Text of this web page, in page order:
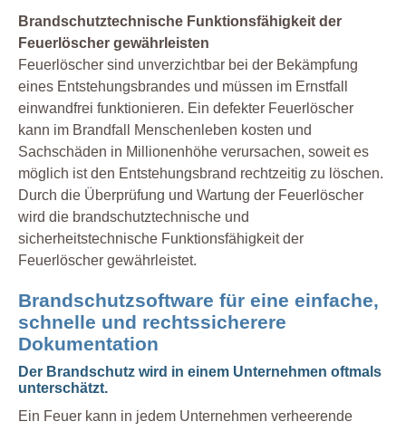
Brandschutztechnische Funktionsfähigkeit der
Feuerlöscher gewährleisten
Feuerlöscher sind unverzichtbar bei der Bekämpfung
eines Entstehungsbrandes und müssen im Ernstfall
einwandfrei funktionieren. Ein defekter Feuerlöscher
kann im Brandfall Menschenleben kosten und
Sachschäden in Millionenhöhe verursachen, soweit es
möglich ist den Entstehungsbrand rechtzeitig zu löschen.
Durch die Überprüfung und Wartung der Feuerlöscher
wird die brandschutztechnische und
sicherheitstechnische Funktionsfähigkeit der
Feuerlöscher gewährleistet.
Brandschutzsoftware für eine einfache,
schnelle und rechtssicherere
Dokumentation
Der Brandschutz wird in einem Unternehmen oftmals
unterschätzt.
Ein Feuer kann in jedem Unternehmen verheerende